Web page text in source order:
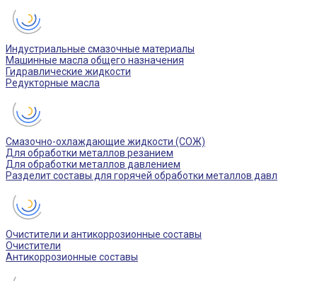
Индустриальные смазочные материалы
Машинные масла общего назначения
Гидравлические жидкости
Редукторные масла
Смазочно-охлаждающие жидкости (СОЖ)
Для обработки металлов резанием
Для обработки металлов давлением
Разделит составы для горячей обработки металлов давл
Очистители и антикоррозионные составы
Очистители
Антикоррозионные составы